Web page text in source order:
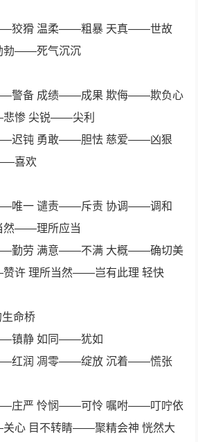
狡猾 温柔——粗暴 天真——世故
勃——死气沉沉
警备 成绩——成果 欺侮——欺负心
惨 尖锐——尖利
迟钝 勇敢——胆怯 慈爱——凶狠
喜欢
唯一 谴责——斥责 协调——调和
然——理所应当
勤劳 满意——不满 大概——确切美
许 理所当然——岂有此理 轻快
命桥
镇静 如同——犹如
红润 凋零——绽放 沉着——慌张
庄严 怜悯——可怜 嘱咐——叮咛依
心 目不转睛——聚精会神 恍然大